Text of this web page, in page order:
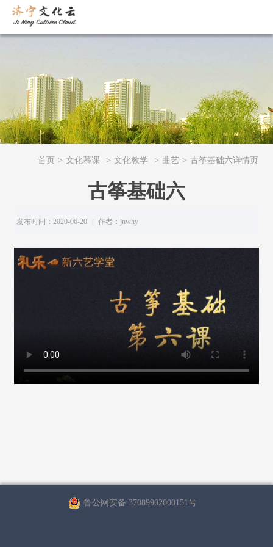
首页 > 文化慕课 > 文化教学 > 曲艺 > 古筝基础六详情页
古筝基础六
发布时间：2020-06-20 作者：jnwhy
鲁公网安备 37089902000151号